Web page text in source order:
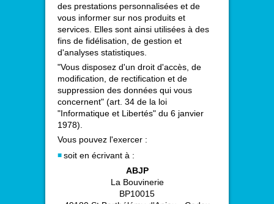
des prestations personnalisées et de
vous informer sur nos produits et
services. Elles sont ainsi utilisées à des
fins de fidélisation, de gestion et
d'analyses statistiques.
"Vous disposez d'un droit d'accès, de
modification, de rectification et de
suppression des données qui vous
concernent" (art. 34 de la loi
"Informatique et Libertés" du 6 janvier
1978).
Vous pouvez l'exercer :
soit en écrivant à :
ABJP
La Bouvinerie
BP10015